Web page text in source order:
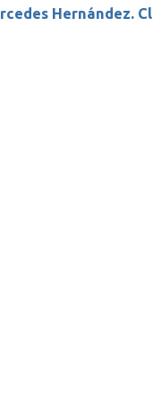
Hernández.